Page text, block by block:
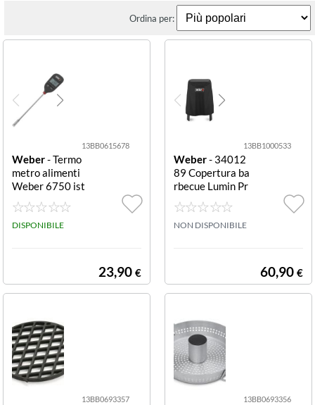
Ordina per:
13BB0615678
Weber- Termo
metro alimenti
Weber 6750 ist
antaneo istanta
neo
DISPONIBILE
23,90 €
13BB1000533
Weber- 34012
89 Copertura ba
rbecue Lumin Pr
emium nera sta
nd o carrello Pre
mium
NON DISPONIBILE
60,90 €
13BB0693357 13BB0693356